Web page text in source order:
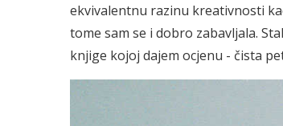
ekvivalentnu razinu kreativnosti
tome sam se i dobro zabavljala.
knjige kojoj dajem ocjenu - čista